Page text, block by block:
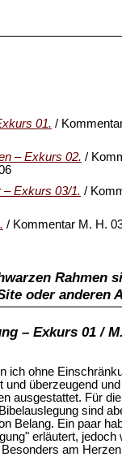
01. /
– Exkurs 02. /
– Exkurs 03/1. /
/ Kommentar M. H.
Rahmen
oder anderen
– Exkurs 01 /
ich ohne
und überzeugend
ausgestattet. Für
sind
Belang. Ein paar
erläutert, jedoch
am